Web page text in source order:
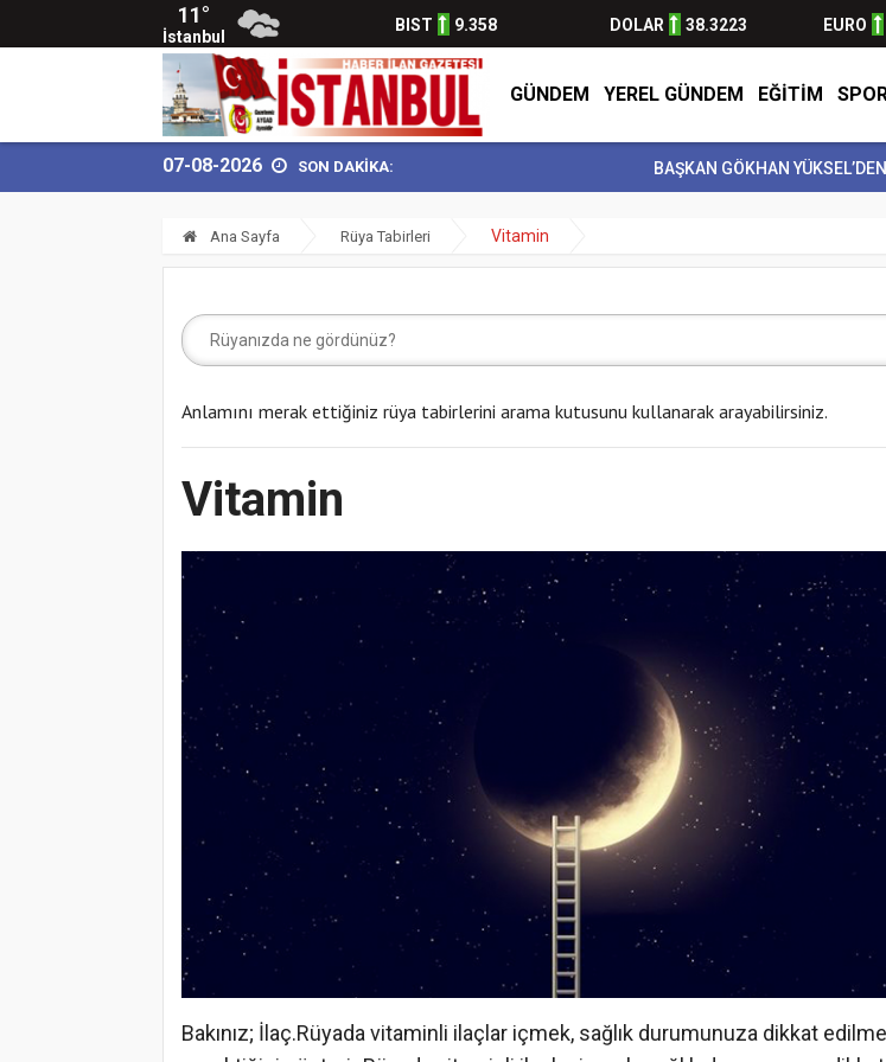
11°
İstanbul
BIST 9.358 DOLAR 38.3223 EURO
GÜNDEM YEREL GÜNDEM EĞİTİM
07-08-2026 SON DAKİKA: BAŞKAN GÖKHAN YÜKSEL’DEN
Ana Sayfa Rüya Tabirleri Vitamin
Anlamını merak ettiğiniz rüya tabirlerini arama kutusunu kullanarak arayabilirsiniz.
Vitamin
Bakınız; İlaç.Rüyada vitaminli ilaçlar içmek, sağlık durumunuza dikkat